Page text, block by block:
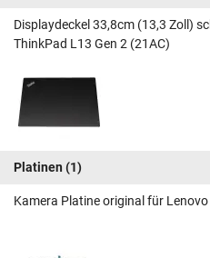
Displaydeckel 33,8cm (13,3 Zoll)
ThinkPad L13 Gen 2 (21AC)
Platinen (1)
Kamera Platine original für